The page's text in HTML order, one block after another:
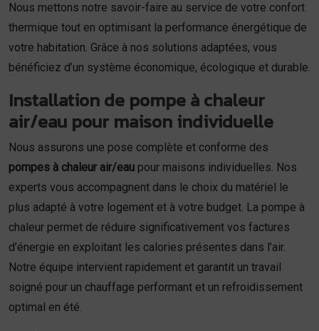
Nous mettons notre savoir-faire au service de votre confort
thermique tout en optimisant la performance énergétique de
votre habitation. Grâce à nos solutions adaptées, vous
bénéficiez d’un système économique, écologique et durable.
Installation de pompe à chaleur
air/eau pour maison individuelle
Nous assurons une pose complète et conforme des
pompes à chaleur air/eau pour maisons individuelles. Nos
experts vous accompagnent dans le choix du matériel le
plus adapté à votre logement et à votre budget. La pompe à
chaleur permet de réduire significativement vos factures
d’énergie en exploitant les calories présentes dans l’air.
Notre équipe intervient rapidement et garantit un travail
soigné pour un chauffage performant et un refroidissement
optimal en été.